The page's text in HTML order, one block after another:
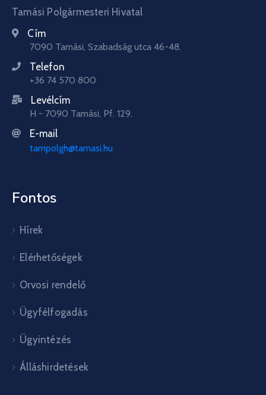
Tamási Polgármesteri Hivatal
Cím
7090 Tamási, Szabadság utca 46-48.
Telefon
+36 74 570 800
Levélcím
H - 7090 Tamási, Pf. 129.
E-mail
tampolgh@tamasi.hu
Fontos
Hírek
Elérhetőségek
Orvosi rendelő
Ügyfélfogadás
Ügyintézés
Álláshirdetések